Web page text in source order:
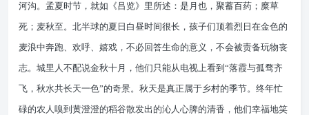
河沟。孟夏时节，就如《吕览》里所述：是月也，聚蓄百药；糜草
死；麦秋至。北半球的夏日白昼时间很长，孩子们顶着烈日在金色的
麦浪中奔跑、欢呼、嬉戏，不必回答生命的意义，不会被责备玩物丧
志。城里人不配说金秋十月，他们只能从电视上看到“落霞与孤骛齐
飞，秋水共长天一色”的奇景。秋天是真正属于乡村的季节。终年忙
碌的农人嗅到黄澄澄的稻谷散发出的沁人心脾的清香，他们幸福地笑